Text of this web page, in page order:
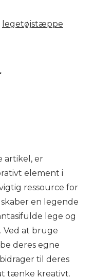
legetøjstæppe
artikel, er
element i
ressource for
en legende
lege og
Ved at bruge
deres egne
til deres
tænke kreativt.